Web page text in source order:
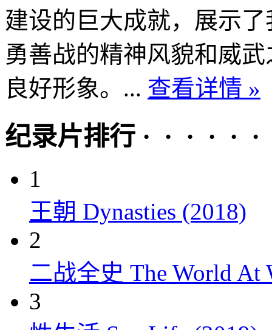
建设的巨大成就，展示
勇善战的精神风貌和威
良好形象。... 查看详情 »
纪录片排行 · · · · · ·
1
王朝 Dynasties (2018)
2
二战全史 The World At
3